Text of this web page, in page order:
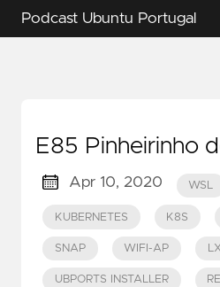
Podcast Ubuntu Portugal
E85 Pinheirinho
Apr 10, 2020 WSL
KUBERNETES K8S
SNAP WIFI-AP
UBPORTS INSTALLER